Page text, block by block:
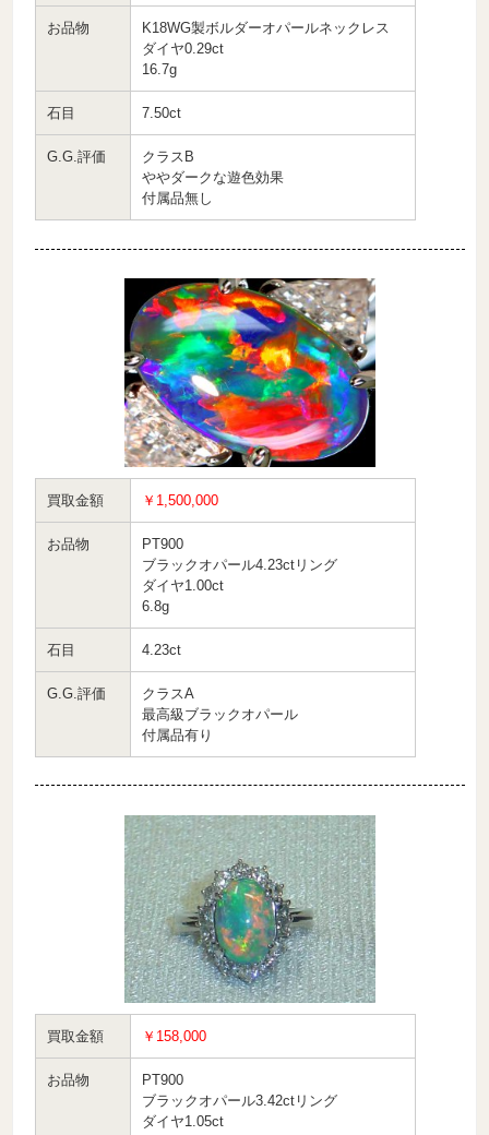
お品物
K18WG製ボルダーオパールネックレス
ダイヤ0.29ct
16.7g
石目 7.50ct
G.G.評価
クラスB
ややダークな遊色効果
付属品無し
買取金額 ￥1,500,000
お品物
PT900
ブラックオパール4.23ctリング
ダイヤ1.00ct
6.8g
石目 4.23ct
G.G.評価
クラスA
最高級ブラックオパール
付属品有り
買取金額 ￥158,000
お品物
PT900
ブラックオパール3.42ctリング
ダイヤ1.05ct